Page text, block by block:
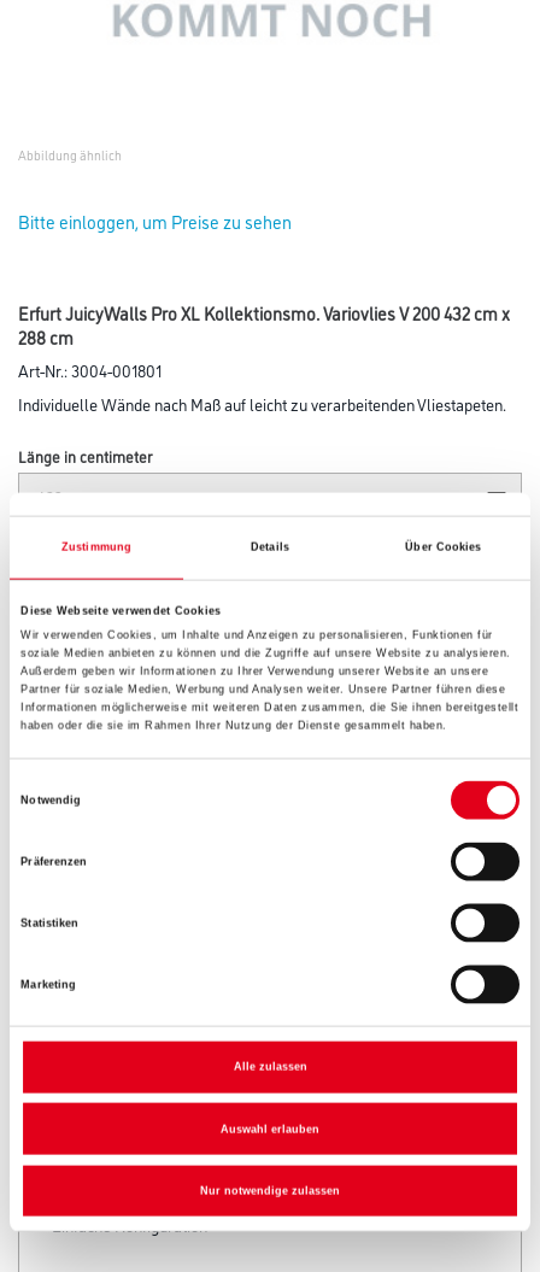
Zustimmung Details Über Cookies
Diese Webseite verwendet Cookies
Wir verwenden Cookies, um Inhalte und Anzeigen zu personalisieren, Funktionen für
soziale Medien anbieten zu können und die Zugriffe auf unsere Website zu analysieren.
Außerdem geben wir Informationen zu Ihrer Verwendung unserer Website an unsere
Partner für soziale Medien, Werbung und Analysen weiter. Unsere Partner führen diese
Informationen möglicherweise mit weiteren Daten zusammen, die Sie ihnen bereitgestellt
haben oder die sie im Rahmen Ihrer Nutzung der Dienste gesammelt haben.
Notwendig
Präferenzen
Statistiken
Marketing
Alle zulassen
Auswahl erlauben
Nur notwendige zulassen
Abbildung ähnlich
Bitte einloggen, um Preise zu sehen
Erfurt JuicyWalls Pro XL Kollektionsmo. Variovlies V 200 432 cm x
288 cm
Art-Nr.:3004-001801
Individuelle Wände nach Maß auf leicht zu verarbeitenden Vliestapeten.
Länge in centimeter
Breite in centimeter
Gebinde
Umrechnungsfaktoren
PRODUKTEIGENSCHAFTEN
- Individuelle Wandgestaltung
- Langlebige Profiqualität
- Für den Privat- und Objektbereich
- Einfache Konfiguration